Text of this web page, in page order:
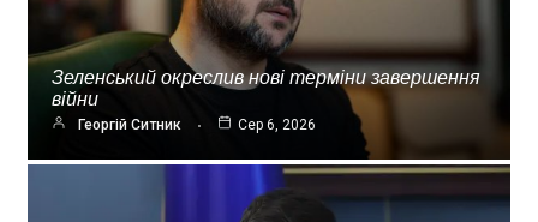
Зеленський окреслив нові терміни завершення
війни
Георгій Ситник Сер 6, 2026